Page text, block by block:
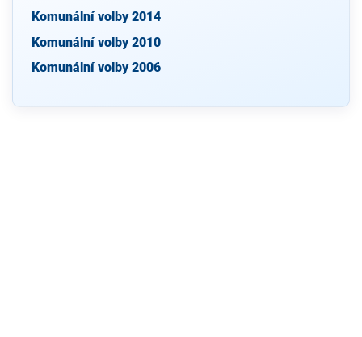
Komunální volby 2014
Komunální volby 2010
Komunální volby 2006